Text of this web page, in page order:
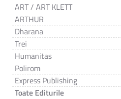
ART / ART KLETT
ARTHUR
Dharana
Trei
Humanitas
Polirom
Express Publishing
Toate Editurile